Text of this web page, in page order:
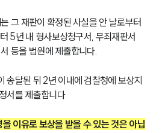
오시는 길
벌 파트너 로펌
객의 소리
통합검색
업무사례
주요 업무사례
그 재판이 확정된 사실을 안 날로부터
5년 내 형사보상청구서, 무죄재판서
등을 법원에 제출합니다.
송달된 뒤 2년 이내에 검찰청에 보상지
서를 제출합니다.
이유로 보상을 받을 수 있는 것은 아닙